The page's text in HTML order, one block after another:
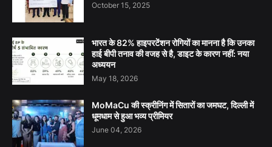
October 15, 2025
भारत के 82% हाइपरटेंशन रोगियों का मानना है कि उनका
हाई बीपी तनाव की वजह से है, डाइट के कारण नहीं: नया
अध्ययन
May 18, 2026
MoMaCu की स्क्रीनिंग में सितारों का जमघट, दिल्ली में
धूमधाम से हुआ भव्य प्रीमियर
June 04, 2026